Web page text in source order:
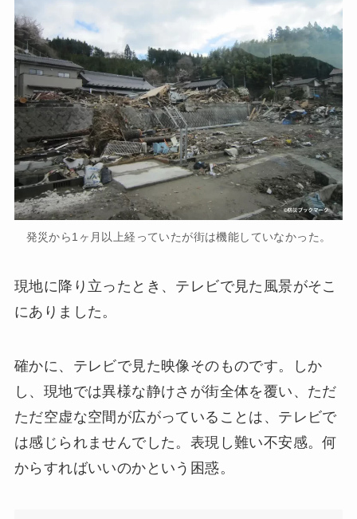
発災から1ヶ月以上経っていたが街は機能していなかった。
現地に降り立ったとき、テレビで見た風景がそこ
にありました。
確かに、テレビで見た映像そのものです。しか
し、現地では異様な静けさが街全体を覆い、ただ
ただ空虚な空間が広がっていることは、テレビで
は感じられませんでした。表現し難い不安感。何
からすればいいのかという困惑。